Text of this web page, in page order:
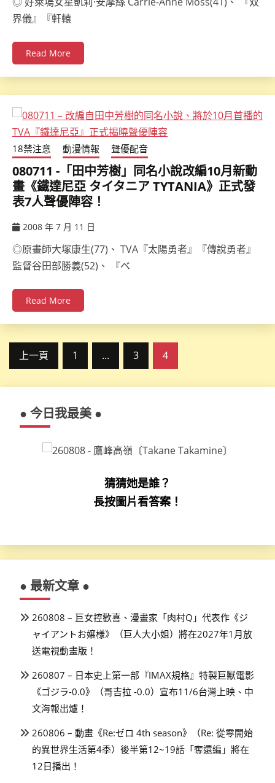
界儀』『軒轅
Read More
18禁注意 動漫情報 聲優配音
080711 -「田中芳樹」同名小說改編10月新動
畫《鐵達尼亞 タイタニア TYTANIA》正式發
表7人聲優陣容！
2008 年 7 月 11 日
◎原畫師大塚康生(77)、 TVA『太陽勇者』『傳說勇者』
監督谷田部勝義(52)、 『ベ
Read More
文
頁
上一頁 1 ... 3 4
● 今日我最美 ●
猜猜她是誰？
長按圖片看答案！
● 最新文章 ●
260808 – 巨女控歡喜、漫畫家「肉村Q」代表作《ジ
ャイアントお嬢様》（巨人大小姐）將在2027年1月放
送電視動畫版！
260807 – 日本史上第一部『IMAX規格』特製巨獸電影
《ゴジラ-0.0》（哥吉拉 -0.0）宣布11/6台灣上映、中
文海報出爐！
260806 – 動畫《Re:ゼロ 4th season》（Re: 從零開始
的異世界生活第4季）後半第12~19話「奪還編」將在
12日播出！